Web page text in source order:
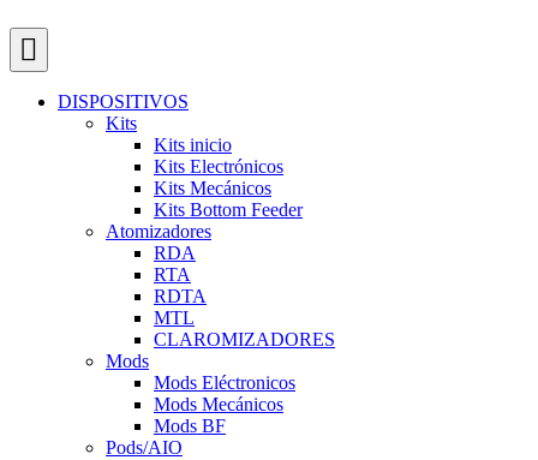
DISPOSITIVOS
Kits
Kits inicio
Kits Electrónicos
Kits Mecánicos
Kits Bottom Feeder
Atomizadores
RDA
RTA
RDTA
MTL
CLAROMIZADORES
Mods
Mods Eléctronicos
Mods Mecánicos
Mods BF
Pods/AIO